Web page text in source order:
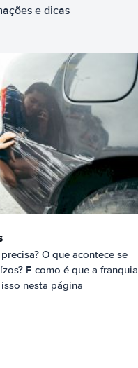
e dicas
O que acontece se
E como é que a franquia
nesta página